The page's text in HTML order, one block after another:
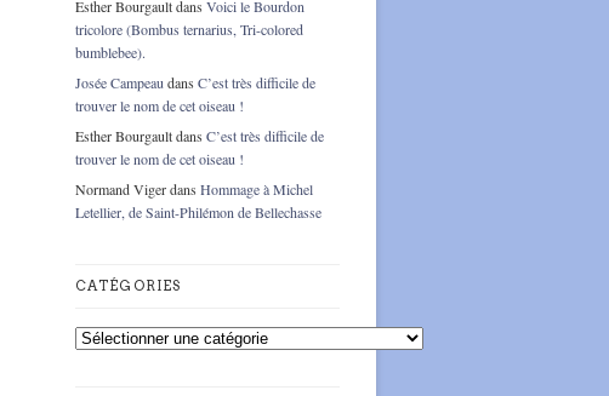
Esther Bourgaultdans Voici le Bourdon
tricolore (Bombus ternarius, Tri-colored
bumblebee).
Josée Campeau dans C’est très difficile de
trouver le nom de cet oiseau !
Esther Bourgaultdans C’est très difficile de
trouver le nom de cet oiseau !
Normand Vigerdans Hommage à Michel
Letellier, de Saint-Philémon de Bellechasse
CATÉGORIES